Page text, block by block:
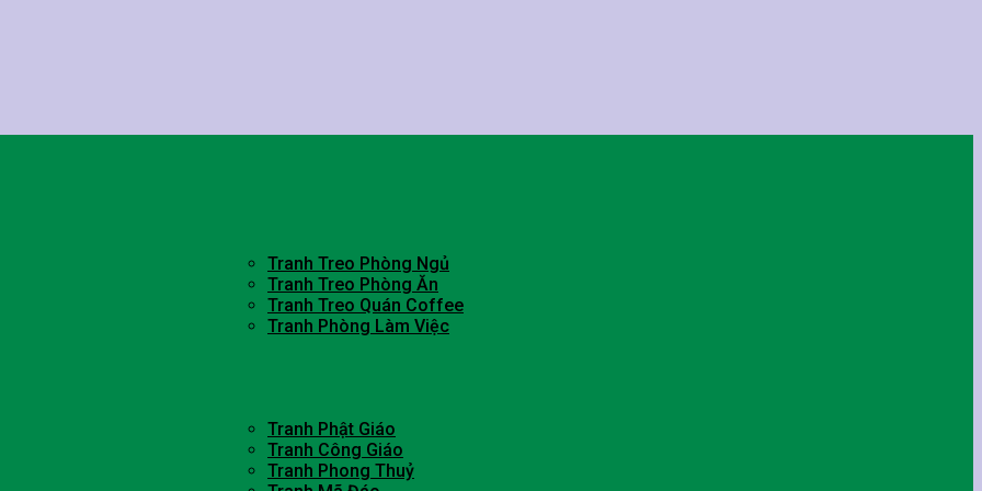
Tranh Treo Phòng Ngủ
Tranh Treo Phòng Ăn
Tranh Treo Quán Coffee
Tranh Phòng Làm Việc
Tranh Phật Giáo
Tranh Công Giáo
Tranh Phong Thuỷ